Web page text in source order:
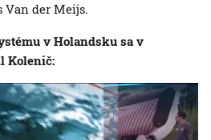
Van der Meijs.
v Holandsku sa v
Kolenič: